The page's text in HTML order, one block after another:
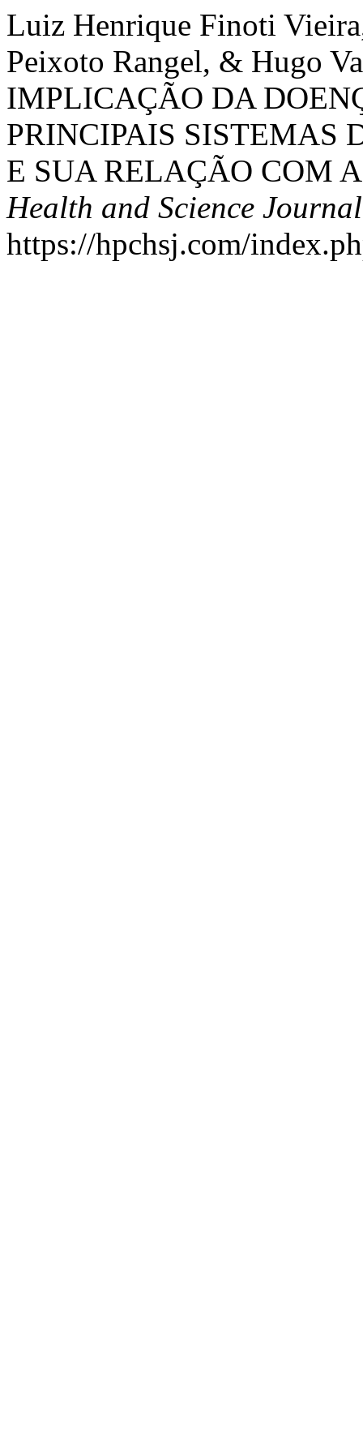
Luiz Henrique Finoti
Peixoto Rangel, & Hugo
IMPLICAÇÃO DA
PRINCIPAIS SISTEMAS
E SUA RELAÇÃO COM
Health and Science Journal
https://hpchsj.com/